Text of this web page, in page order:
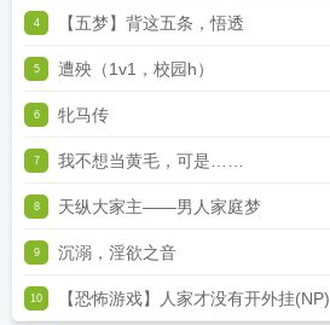
4 【五梦】背这五条，悟透
5 遭殃（1v1，校园h）
6 牝马传
7 我不想当黄毛，可是……
8 天纵大家主——男人家庭梦
9 沉溺，淫欲之音
10 【恐怖游戏】人家才没有开外挂(NP)